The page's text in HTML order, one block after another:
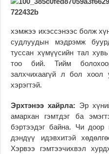
хэмжээ ихэссэнээс болж
судлуудын мэдрэмж
туссан хүмүүсийн тал
тоо бий. Тийм
залхчихаагүй л бол хоол
хэрэгтэй.
Эрхтэнээ хайрла: Эр
амархан гэмтдэг ба
бэртээдэг байна. Чи доор
дэндүү идэвхитэй
Хэрвээ гэмтээчихвэл